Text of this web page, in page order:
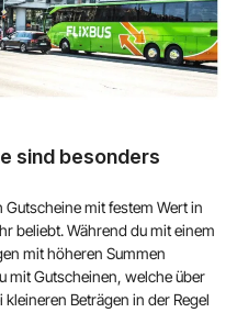
sind besonders
mit festem Wert in
beliebt. Während du mit einem
mit höheren Summen
mit Gutscheinen, welche über
Beträgen in der Regel